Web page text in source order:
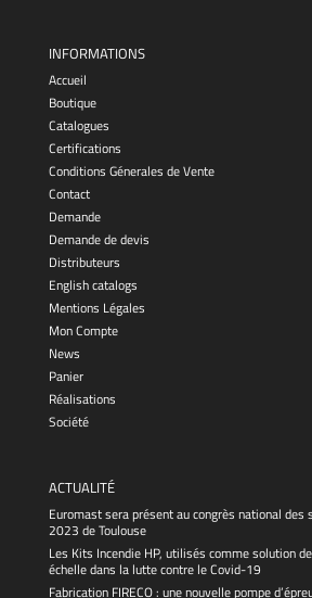
INFORMATIONS
Accueil
Boutique
Catalogues
Certifications
Conditions Génerales de Vente
Contact
Demande
Demande de devis
Distributeurs
English catalogs
Mentions Légales
Mon Compte
News
Panier
Réalisations
Société
ACTUALITÉ
Euromast sera présent au congrès national des
2023 de Toulouse
Les Kits Incendie HP, utilisés comme solution
échelle dans la lutte contre le Covid-19
Fabrication FIRECO : une nouvelle pompe